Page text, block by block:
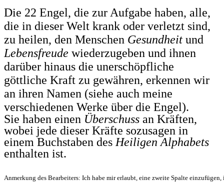
Die 22 Engel, die zur Aufgabe haben, alle,
die in dieser Welt krank oder verletzt sind,
zu heilen, den Menschen Gesundheit und
Lebensfreude wiederzugeben und ihnen
darüber hinaus die unerschöpfliche
göttliche Kraft zu gewähren, erkennen wir
an ihren Namen (siehe auch meine
verschiedenen Werke über die Engel).
Sie haben einen Überschuss an Kräften,
wobei jede dieser Kräfte sozusagen in
einem Buchstaben desHeiligen Alphabets
enthalten ist.
Anmerkung des Bearbeiters: Ich habe mir erlaubt, eine zweite Spalte